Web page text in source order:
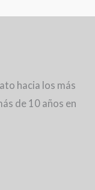
hacia los más
de 10 años en